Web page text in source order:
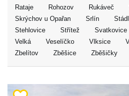
Rataje
Rohozov Rukáveč
Skrýchov u Opařan
Srlín
Stehlovice
Střítež Svatkovice
Velká
Veselíčko Vlksice
Zbelítov
Zběšice Zběšičky